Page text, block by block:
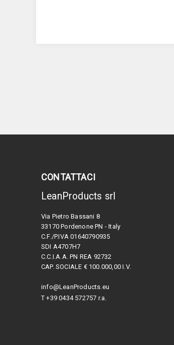
CONTATTACI
LeanProducts srl
Via Pietro Bassani 8
33170 Pordenone PN - Italy
C.F./P.IVA 01640790935
SDI A4707H7
C.C.I.A.A. PN REA 92732
CAP. SOCIALE € 100.000,00 I.V.
info@LeanProducts.eu
T +39 0434 572757 r.a.